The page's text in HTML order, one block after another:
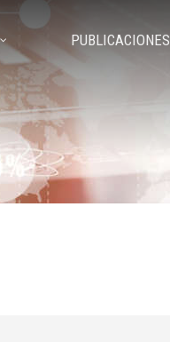
PUBLICACIONES